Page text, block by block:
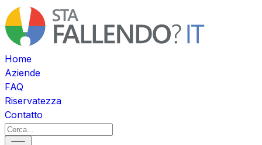
Home
Aziende
FAQ
Riservatezza
Contatto